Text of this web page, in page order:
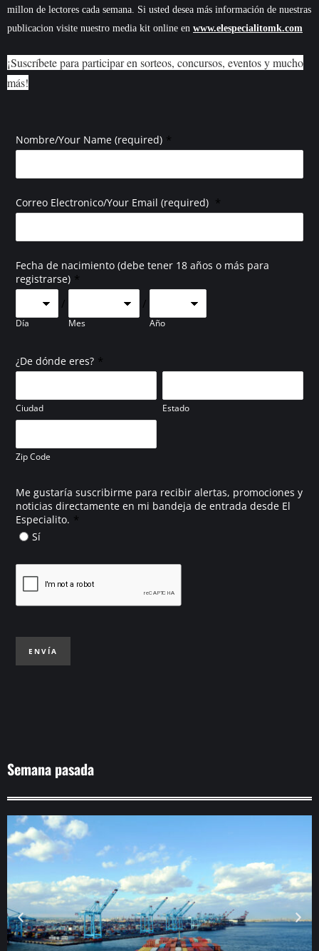
millon de lectores cada semana. Si usted desea más información de nuestras
publicacion visite nuestro media kit online en www.elespecialitomk.com
¡Suscríbete para participar en sorteos, concursos, eventos y mucho
más!
Nombre/Your Name (required) *
Correo Electronico/Your Email (required) *
Fecha de nacimiento (debe tener 18 años o más para
registrarse) *
Día
/
Mes
/
Año
¿De dónde eres? *
Ciudad Estado
Zip Code
Me gustaría suscribirme para recibir alertas, promociones y
noticias directamente en mi bandeja de entrada desde El
Especialito. *
Sí
ENVÍA
Semana pasada